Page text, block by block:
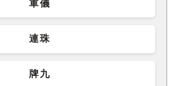
軍儀
連珠
牌九